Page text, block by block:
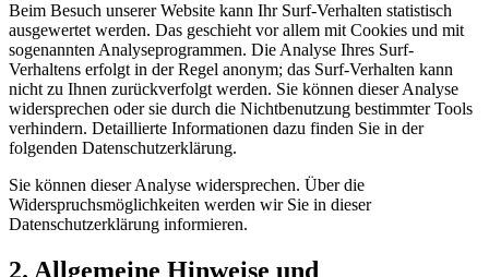
Beim Besuch unserer Website kann Ihr Surf-Verhalten statistisch
ausgewertet werden. Das geschieht vor allem mit Cookies und mit
sogenannten Analyseprogrammen. Die Analyse Ihres Surf-
Verhaltens erfolgt in der Regel anonym; das Surf-Verhalten kann
nicht zu Ihnen zurückverfolgt werden. Sie können dieser Analyse
widersprechen oder sie durch die Nichtbenutzung bestimmter Tools
verhindern. Detaillierte Informationen dazu finden Sie in der
folgenden Datenschutzerklärung.
Sie können dieser Analyse widersprechen. Über die
Widerspruchsmöglichkeiten werden wir Sie in dieser
Datenschutzerklärung informieren.
2. Allgemeine Hinweise und